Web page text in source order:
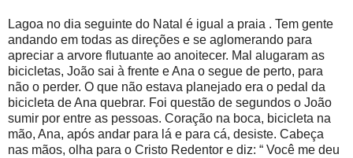
Lagoa no dia seguinte do Natal é igual a praia . Tem gente
andando em todas as direções e se aglomerando para
apreciar a arvore flutuante ao anoitecer. Mal alugaram as
bicicletas, João sai à frente e Ana o segue de perto, para
não o perder. O que não estava planejado era o pedal da
bicicleta de Ana quebrar. Foi questão de segundos o João
sumir por entre as pessoas. Coração na boca, bicicleta na
mão, Ana, após andar para lá e para cá, desiste. Cabeça
nas mãos, olha para o Cristo Redentor e diz: “ Você me deu